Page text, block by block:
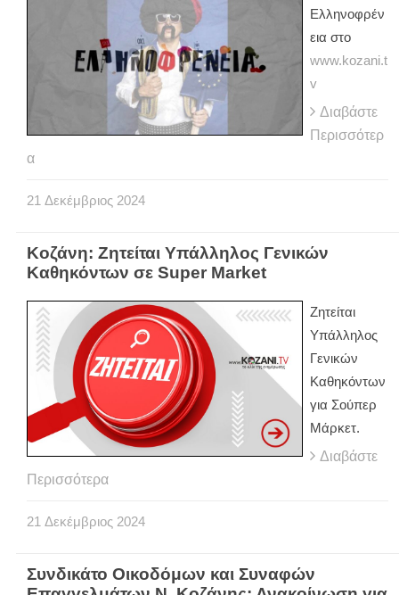
Ελληνοφρέν
εια στο
www.kozani.t
v
Διαβάστε
Περισσότερ
α
21 Δεκέμβριος 2024
Κοζάνη: Ζητείται Υπάλληλος Γενικών
Καθηκόντων σε Super Market
Ζητείται
Υπάλληλος
Γενικών
Καθηκόντων
για Σούπερ
Μάρκετ.
Διαβάστε
Περισσότερα
21 Δεκέμβριος 2024
Συνδικάτο Οικοδόμων και Συναφών